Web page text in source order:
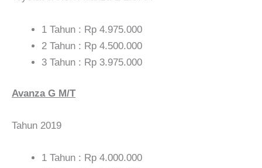
1 Tahun : Rp 4.975.000
2 Tahun : Rp 4.500.000
3 Tahun : Rp 3.975.000
Avanza G M/T
Tahun 2019
1 Tahun : Rp 4.000.000